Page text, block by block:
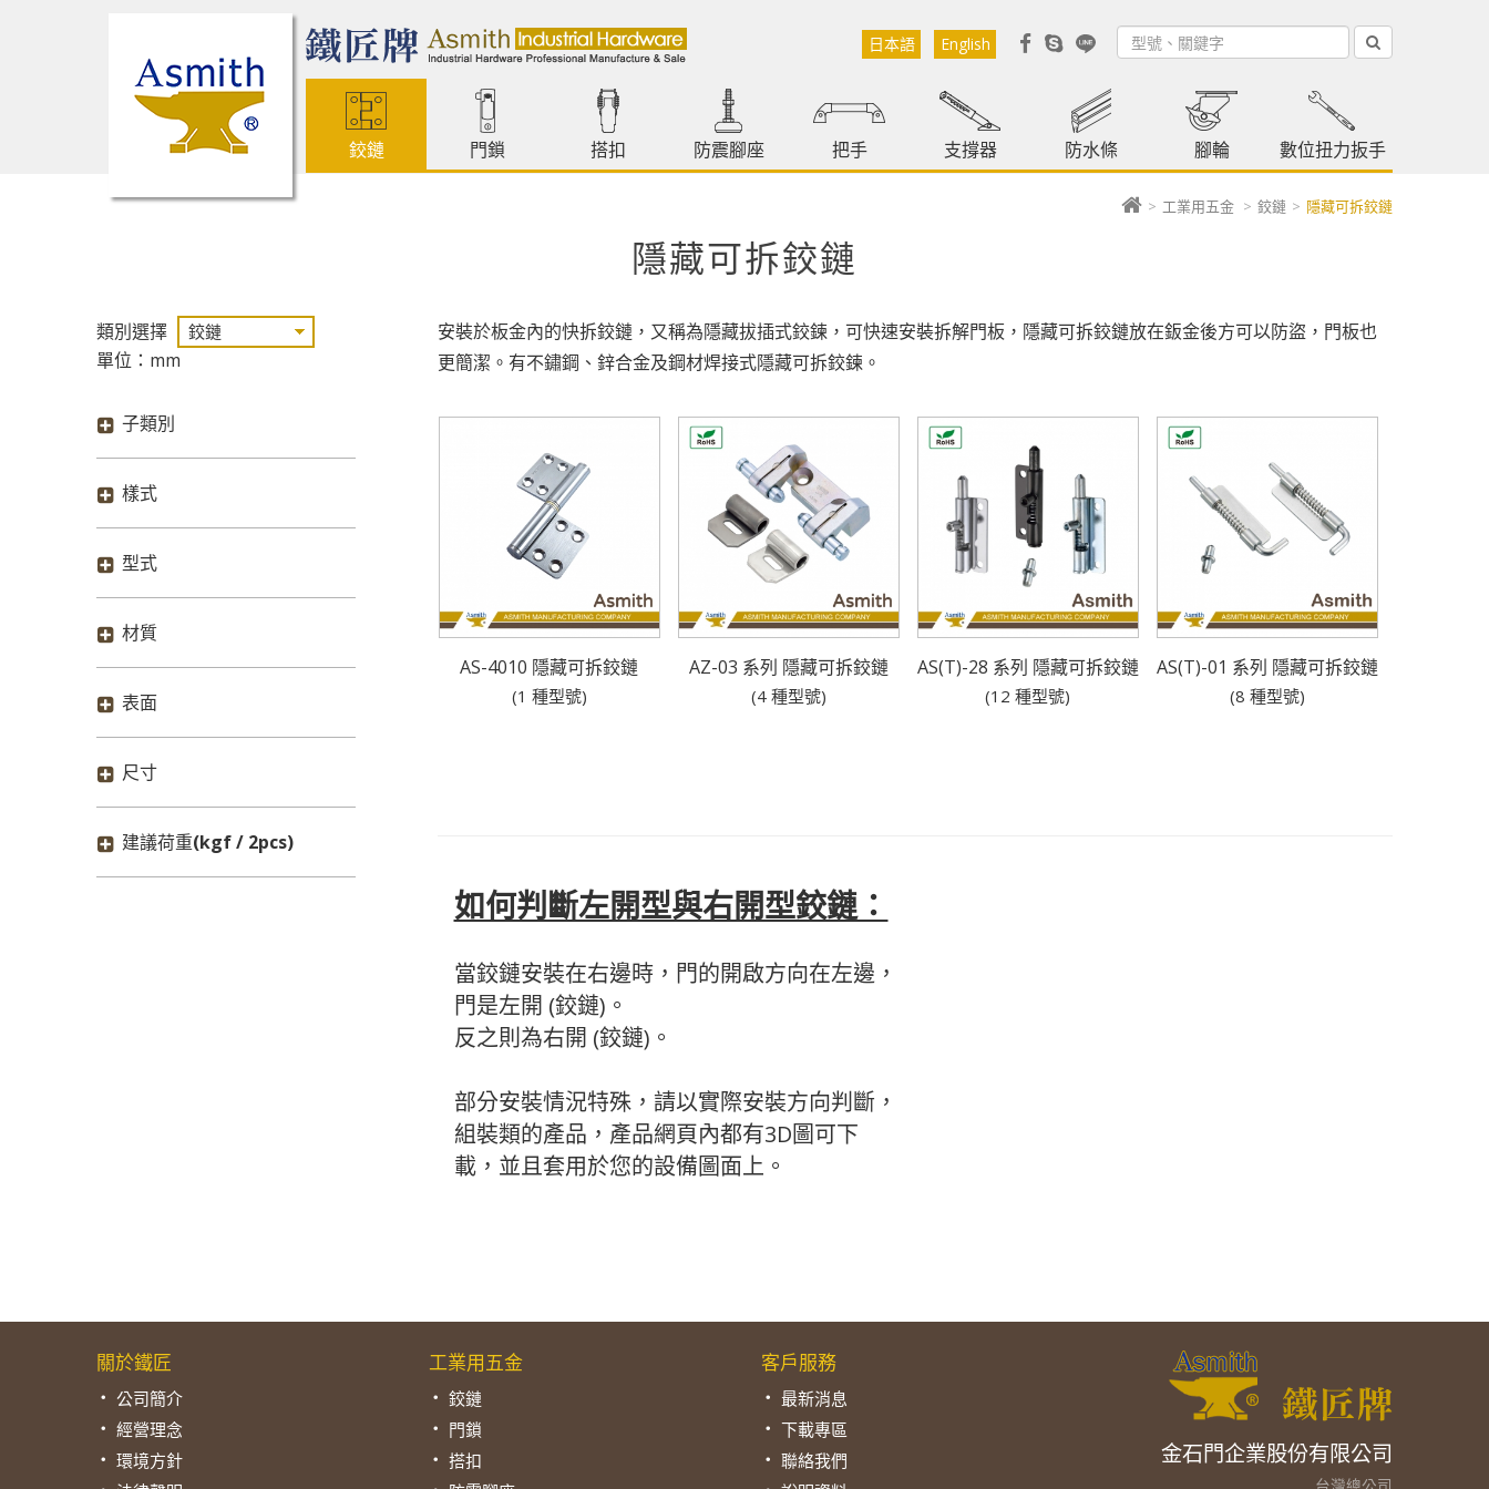
English
日本語
鉸鏈 門鎖 搭扣 防震腳座 把手 支撐器 防水條 腳輪 數位扭力扳手
> 工業用五金 > 鉸鏈 > 隱藏可拆鉸鏈
隱藏可拆鉸鏈
類別選擇
單位：mm
子類別
樣式
型式
材質
表面
尺寸
建議荷重(kgf / 2pcs)
安裝於板金內的快拆鉸鏈，又稱為隱藏拔插式鉸鍊，可快速安裝拆解門板，隱藏可拆鉸鏈放在鈑金後方可以防盜，門板也
更簡潔。有不鏽鋼、鋅合金及鋼材焊接式隱藏可拆鉸鍊。
AS-4010 隱藏可拆鉸鏈
(1 種型號)
AZ-03 系列 隱藏可拆鉸鏈
(4 種型號)
AS(T)-28 系列 隱藏可拆鉸鏈
(12 種型號)
AS(T)-01 系列 隱藏可拆鉸鏈
(8 種型號)
如何判斷左開型與右開型鉸鏈：
當鉸鏈安裝在右邊時，門的開啟方向在左邊，
門是左開 (鉸鏈)。
反之則為右開 (鉸鏈)。
部分安裝情況特殊，請以實際安裝方向判斷，
組裝類的產品，產品網頁內都有3D圖可下
載，並且套用於您的設備圖面上。
關於鐵匠
公司簡介
經營理念
環境方針
工業用五金
鉸鏈
門鎖
搭扣
客戶服務
最新消息
下載專區
聯絡我們
金石門企業股份有限公司